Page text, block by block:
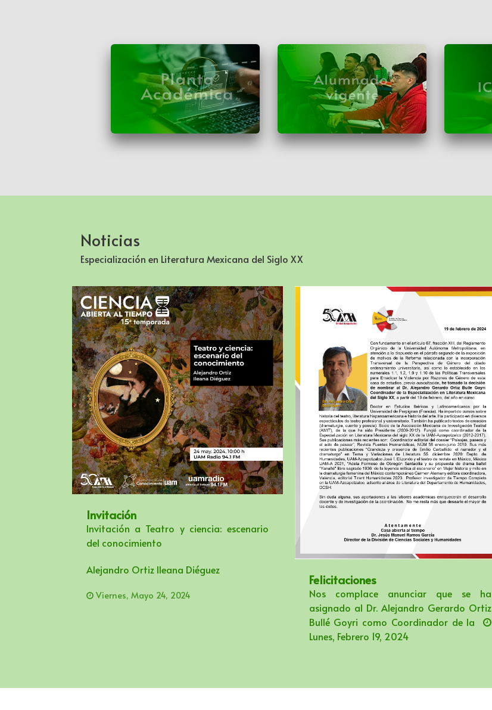
Noticias
Especialización en Literatura Mexicana del Siglo XX
Invitación
Invitación a Teatro y ciencia: escenario
del conocimiento
Alejandro Ortiz lleana Diéguez
Viernes, Mayo 24, 2024
Felicitaciones
Nos complace anunciar que se ha
asignado al Dr. Alejandro Gerardo Ortiz
Bullé Goyri como Coordinador de la
Lunes, Febrero 19, 2024